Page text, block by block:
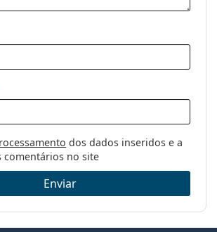
dos dados inseridos e a
comentários no site
Enviar